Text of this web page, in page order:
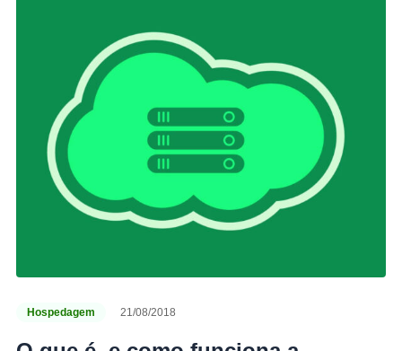
Hospedagem 21/08/2018